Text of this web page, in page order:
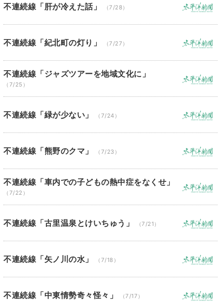
不連続線「肝が冷えた話」 （7/28）
不連続線「紀北町の灯り」 （7/27）
不連続線「ジャズツアーを地域文化に」
（7/25）
不連続線「緑が少ない」 （7/24）
不連続線「熊野のクマ」 （7/23）
不連続線「車内での子どもの熱中症をなくせ」
（7/22）
不連続線「古里温泉とけいちゅう」 （7/21）
不連続線「矢ノ川の水」 （7/18）
不連続線「中東情勢奇々怪々」 （7/17）